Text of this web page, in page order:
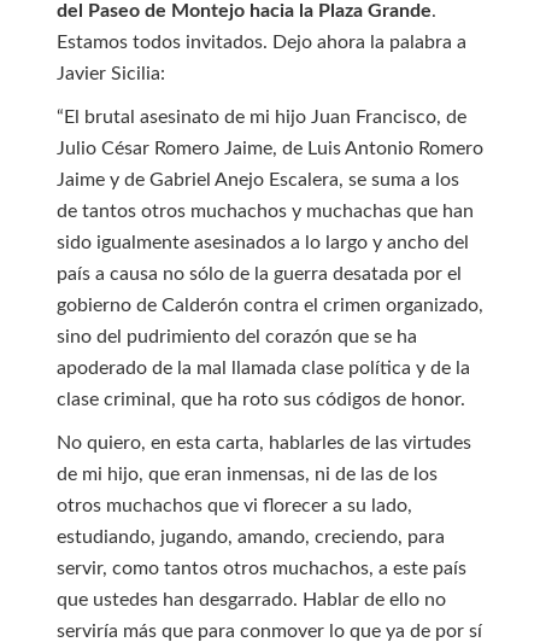
del Paseo de Montejo hacia la Plaza Grande.
Estamos todos invitados. Dejo ahora la palabra a
Javier Sicilia:
“El brutal asesinato de mi hijo Juan Francisco, de
Julio César Romero Jaime, de Luis Antonio Romero
Jaime y de Gabriel Anejo Escalera, se suma a los
de tantos otros muchachos y muchachas que han
sido igualmente asesinados a lo largo y ancho del
país a causa no sólo de la guerra desatada por el
gobierno de Calderón contra el crimen organizado,
sino del pudrimiento del corazón que se ha
apoderado de la mal llamada clase política y de la
clase criminal, que ha roto sus códigos de honor.
No quiero, en esta carta, hablarles de las virtudes
de mi hijo, que eran inmensas, ni de las de los
otros muchachos que vi florecer a su lado,
estudiando, jugando, amando, creciendo, para
servir, como tantos otros muchachos, a este país
que ustedes han desgarrado. Hablar de ello no
serviría más que para conmover lo que ya de por sí